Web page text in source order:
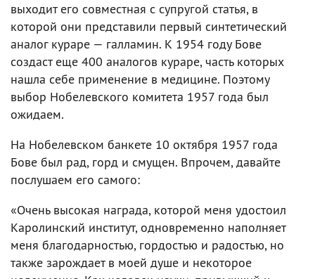
выходит его совместная с супругой статья, в
которой они представили первый синтетический
аналог кураре — галламин. К 1954 году Бове
создаст еще 400 аналогов кураре, часть которых
нашла себе применение в медицине. Поэтому
выбор Нобелевского комитета 1957 года был
ожидаем.
На Нобелевском банкете 10 октября 1957 года
Бове был рад, горд и смущен. Впрочем, давайте
послушаем его самого:
«Очень высокая награда, которой меня удостоил
Каролинский институт, одновременно наполняет
меня благодарностью, гордостью и радостью, но
также зарождает в моей душе и некоторое